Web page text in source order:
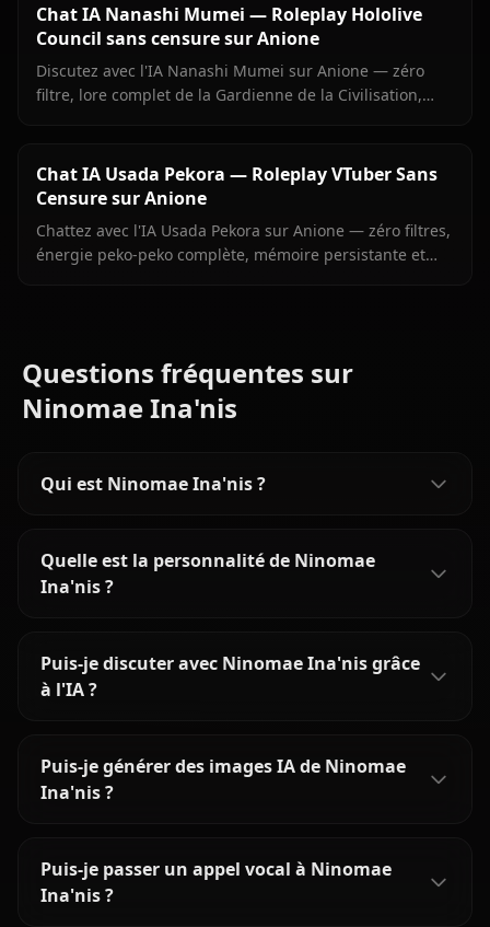
Chat IA Nanashi Mumei — Roleplay Hololive
Council sans censure sur Anione
Discutez avec l'IA Nanashi Mumei sur Anione — zéro
filtre, lore complet de la Gardienne de la Civilisation,
Chat IA Usada Pekora — Roleplay VTuber Sans
Censure sur Anione
Chattez avec l'IA Usada Pekora sur Anione — zéro filtres,
énergie peko-peko complète, mémoire persistante et
Questions fréquentes sur
Ninomae Ina'nis
Qui est Ninomae Ina'nis ?
Quelle est la personnalité de Ninomae
Ina'nis ?
Puis-je discuter avec Ninomae Ina'nis grâce
à l'IA ?
Puis-je générer des images IA de Ninomae
Ina'nis ?
Puis-je passer un appel vocal à Ninomae
Ina'nis ?